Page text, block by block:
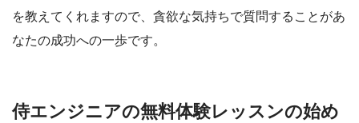
を教えてくれますので、貪欲な気持ちで質問することがあ
なたの成功への一歩です。
侍エンジニアの無料体験レッスンの始め